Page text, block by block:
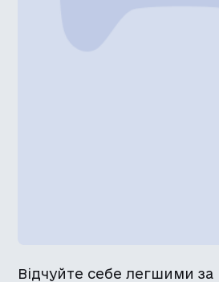
Відчуйте себе легшими за